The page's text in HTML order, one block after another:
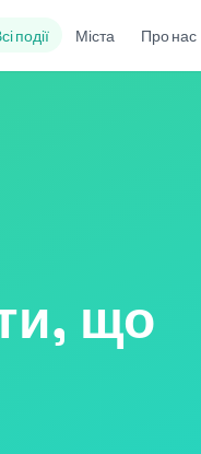
події Міста Про нас
що